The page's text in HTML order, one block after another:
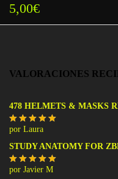
5,00€
VALORACIONES
478 HELMETS & MASKS
Valorado
con5de 5
por Laura
STUDY ANATOMY FOR
Valorado
por Javier M